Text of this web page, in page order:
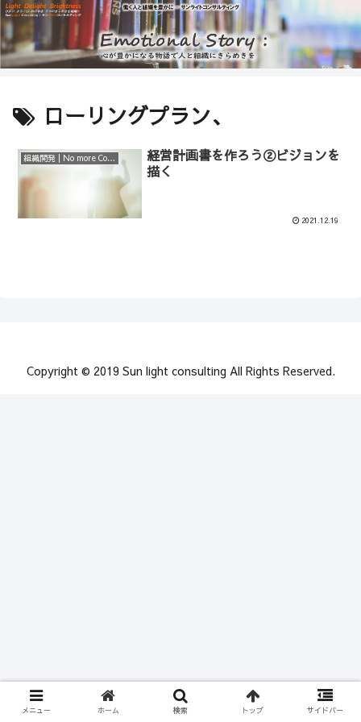
ローリングプラン、
組織開発 | No more Consulting
経営計画書を作ろう②ビジョンを
描く
2021.12.19
Copyright © 2019 Sun light consulting All Rights Reserved.
メニュー ホーム 検索 トップ サイドバー